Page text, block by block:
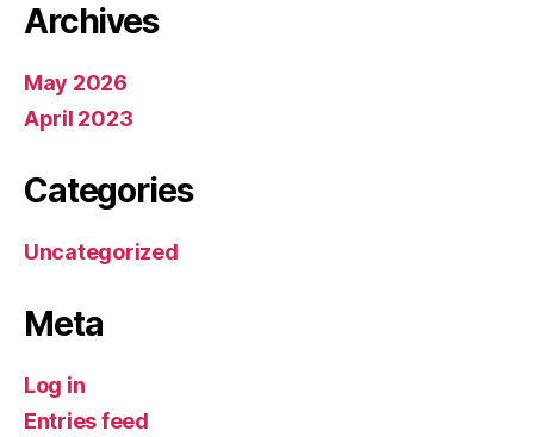
Archives
May 2026
April 2023
Categories
Uncategorized
Meta
Log in
Entries feed